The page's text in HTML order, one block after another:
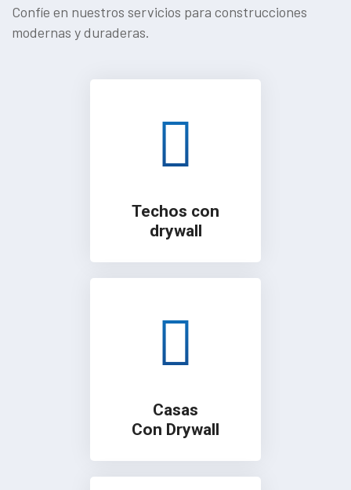
Confíe en nuestros servicios para construcciones
modernas y duraderas.
Techos con
drywall
Casas
Con Drywall